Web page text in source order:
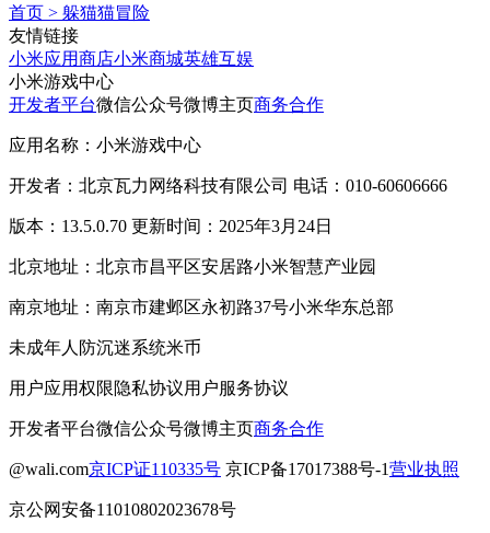
首页 > 躲猫猫冒险
友情链接
小米应用商店小米商城英雄互娱
小米游戏中心
开发者平台微信公众号微博主页商务合作
应用名称：小米游戏中心
开发者：北京瓦力网络科技有限公司 电话：010-60606666
版本：13.5.0.70 更新时间：2025年3月24日
北京地址：北京市昌平区安居路小米智慧产业园
南京地址：南京市建邺区永初路37号小米华东总部
未成年人防沉迷系统米币
用户应用权限隐私协议用户服务协议
开发者平台微信公众号微博主页商务合作
@wali.com京ICP证110335号 京ICP备17017388号-1营业执照
京公网安备11010802023678号